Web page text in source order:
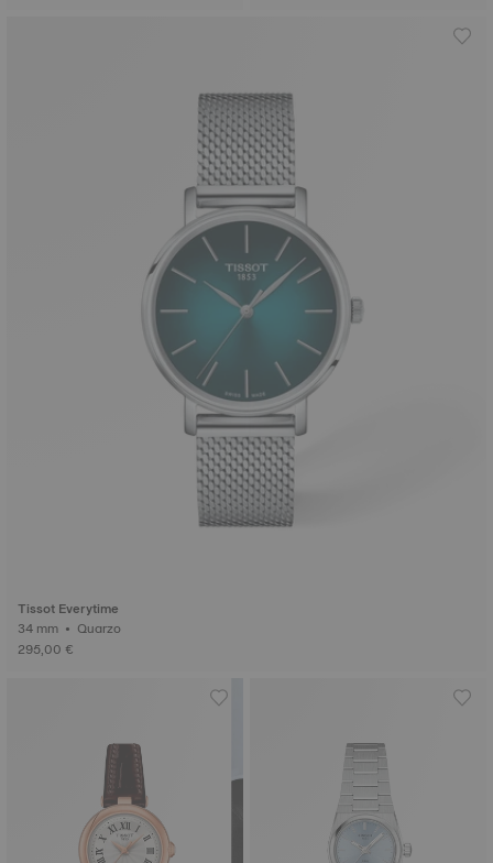
Tissot Everytime
34 mm • Quarzo
295,00 €